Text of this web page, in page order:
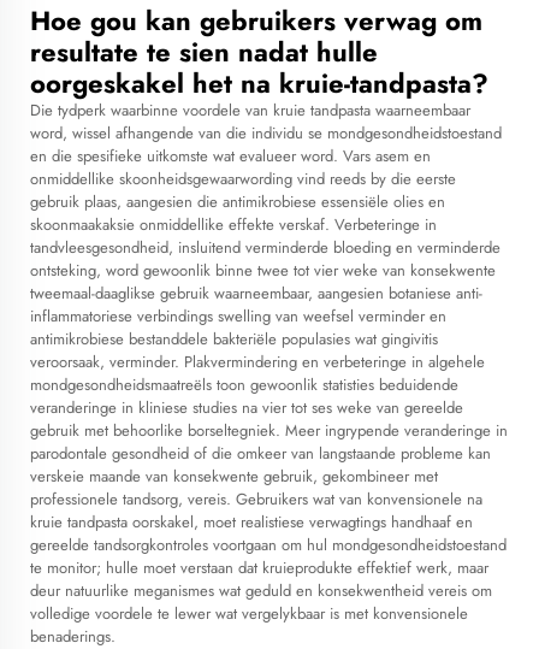
Hoe gou kan gebruikers verwag om
resultate te sien nadat hulle
oorgeskakel het na kruie-tandpasta?
Die tydperk waarbinne voordele van kruie tandpasta waarneembaar
word, wissel afhangende van die individu se mondgesondheidstoestand
en die spesifieke uitkomste wat evalueer word. Vars asem en
onmiddellike skoonheidsgewaarwording vind reeds by die eerste
gebruik plaas, aangesien die antimikrobiese essensiële olies en
skoonmaakaksie onmiddellike effekte verskaf. Verbeteringe in
tandvleesgesondheid, insluitend verminderde bloeding en verminderde
ontsteking, word gewoonlik binne twee tot vier weke van konsekwente
tweemaal-daaglikse gebruik waarneembaar, aangesien botaniese anti-
inflammatoriese verbindings swelling van weefsel verminder en
antimikrobiese bestanddele bakteriële populasies wat gingivitis
veroorsaak, verminder. Plakvermindering en verbeteringe in algehele
mondgesondheidsmaatreëls toon gewoonlik statisties beduidende
veranderinge in kliniese studies na vier tot ses weke van gereelde
gebruik met behoorlike borseltegniek. Meer ingrypende veranderinge in
parodontale gesondheid of die omkeer van langstaande probleme kan
verskeie maande van konsekwente gebruik, gekombineer met
professionele tandsorg, vereis. Gebruikers wat van konvensionele na
kruie tandpasta oorskakel, moet realistiese verwagtings handhaaf en
gereelde tandsorgkontroles voortgaan om hul mondgesondheidstoestand
te monitor; hulle moet verstaan dat kruieprodukte effektief werk, maar
deur natuurlike meganismes wat geduld en konsekwentheid vereis om
volledige voordele te lewer wat vergelykbaar is met konvensionele
benaderings.